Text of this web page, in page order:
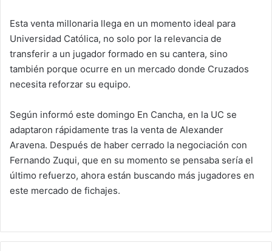
Esta venta millonaria llega en un momento ideal para
Universidad Católica, no solo por la relevancia de
transferir a un jugador formado en su cantera, sino
también porque ocurre en un mercado donde Cruzados
necesita reforzar su equipo.
Según informó este domingo En Cancha, en la UC se
adaptaron rápidamente tras la venta de Alexander
Aravena. Después de haber cerrado la negociación con
Fernando Zuqui, que en su momento se pensaba sería el
último refuerzo, ahora están buscando más jugadores en
este mercado de fichajes.